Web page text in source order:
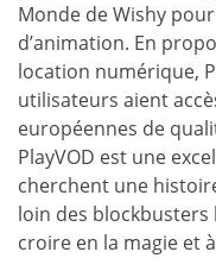
Monde de Wishy
d’animation. En
location numérique,
utilisateurs aient
européennes de
PlayVOD est une
cherchent une
loin des blockbusters
croire en la magie et